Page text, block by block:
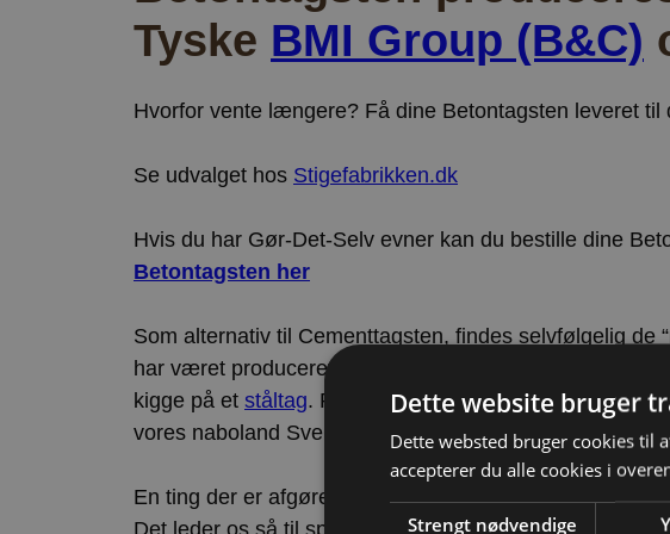
Tyske BMI Group (B&C)
Hvorfor vente længere? Få dine Betontagsten leveret til
Se udvalget hos Stigefabrikken.dk
Hvis du har Gør-Det-Selv evner kan du bestille dine
Betontagsten her
Som alternativ til Cementtagsten, findes selvfølgelig de
har været produceret i flere tusind år. Hvis
kigge på et ståltag. Profilerede stålplader har været
vores naboland Sverige.
En ting der er afgørende når du kigger på tag, er
Dette website bruger
Dette websted bruger cookies til
accepterer du alle cookies i
Strengt nødvendige